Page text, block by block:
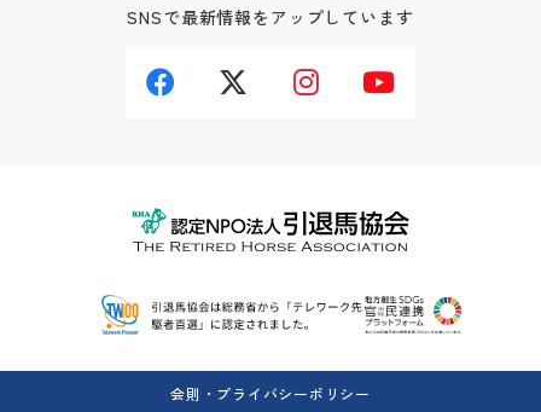
SNSで最新情報をアップしています
会則・プライバシーポリシー